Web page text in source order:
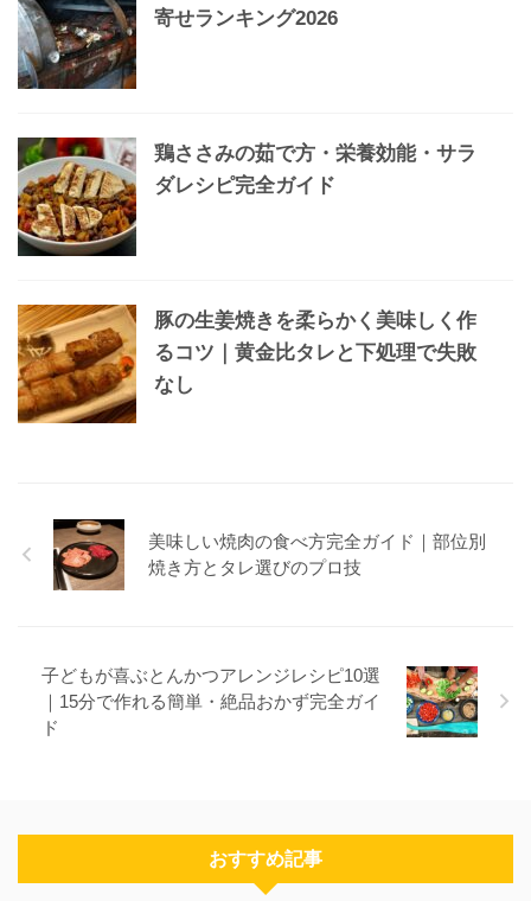
寄せランキング2026
鶏ささみの茹で方・栄養効能・サラ
ダレシピ完全ガイド
豚の生姜焼きを柔らかく美味しく作
るコツ｜黄金比タレと下処理で失敗
なし
美味しい焼肉の食べ方完全ガイド｜部位別
焼き方とタレ選びのプロ技
子どもが喜ぶとんかつアレンジレシピ10選
｜15分で作れる簡単・絶品おかず完全ガイ
ド
おすすめ記事